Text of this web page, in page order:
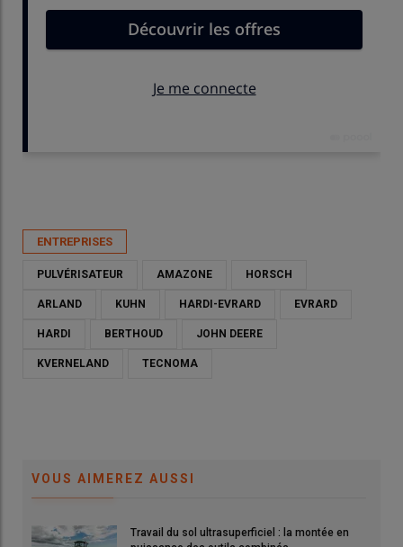
Amazone et Horsch confortent leur place de leaders du
troisème marche.
ENTREPRISES
PULVÉRISATEUR AMAZONE HORSCH
ARLAND KUHN HARDI-EVRARD EVRARD
HARDI BERTHOUD JOHN DEERE
KVERNELAND TECNOMA
VOUS AIMEREZ AUSSI
Travail du sol ultrasuperficiel : la montée en